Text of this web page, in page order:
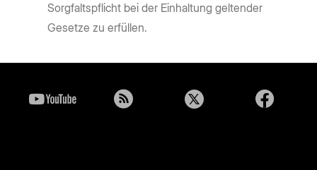
Sorgfaltspflicht bei der Einhaltung geltender
Gesetze zu erfüllen.